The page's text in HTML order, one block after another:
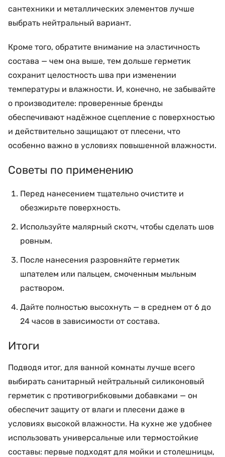
сантехники и металлических элементов лучше
выбрать нейтральный вариант.
Кроме того, обратите внимание на эластичность
состава — чем она выше, тем дольше герметик
сохранит целостность шва при изменении
температуры и влажности. И, конечно, не забывайте
о производителе: проверенные бренды
обеспечивают надёжное сцепление с поверхностью
и действительно защищают от плесени, что
особенно важно в условиях повышенной влажности.
Советы по применению
Перед нанесением тщательно очистите и
обезжирьте поверхность.
Используйте малярный скотч, чтобы сделать шов
ровным.
После нанесения разровняйте герметик
шпателем или пальцем, смоченным мыльным
раствором.
Дайте полностью высохнуть — в среднем от 6 до
24 часов в зависимости от состава.
Итоги
Подводя итог, для ванной комнаты лучше всего
выбирать санитарный нейтральный силиконовый
герметик с противогрибковыми добавками — он
обеспечит защиту от влаги и плесени даже в
условиях высокой влажности. На кухне же удобнее
использовать универсальные или термостойкие
составы: первые подходят для мойки и столешницы,